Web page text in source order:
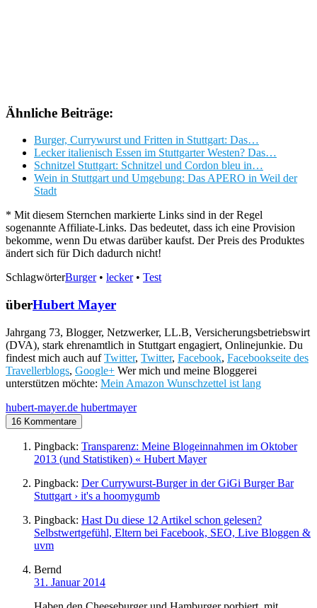
Ähnliche Beiträge:
Burger, Currywurst und Fritten in Stuttgart: Das…
Lecker italienisch Essen im Stuttgarter Westen? Das…
Schnitzel Stuttgart: Schnitzel und Cordon bleu in…
Wein in Stuttgart und Umgebung: Das APERO in Weil der
Stadt
* Mit diesem Sternchen markierte Links sind in der Regel
sogenannte Affiliate-Links. Das bedeutet, dass ich eine Provision
bekomme, wenn Du etwas darüber kaufst. Der Preis des Produktes
ändert sich für Dich dadurch nicht!
SchlagwörterBurger• lecker• Test
überHubert Mayer
Jahrgang 73, Blogger, Netzwerker, LL.B, Versicherungsbetriebswirt
(DVA), stark ehrenamtlich in Stuttgart engagiert, Onlinejunkie. Du
findest mich auch aufTwitter, Twitter, Facebook, Facebookseite des
Travellerblogs, Google+ Wer mich und meine Bloggerei
unterstützen möchte: Mein Amazon Wunschzettel ist lang
hubert-mayer.de hubertmayer
16 Kommentare
Pingback: Transparenz: Meine Blogeinnahmen im Oktober
2013 (und Statistiken) « Hubert Mayer
Pingback: Der Currywurst-Burger in der GiGi Burger Bar
Stuttgart › it's a hoomygumb
Pingback: Hast Du diese 12 Artikel schon gelesen?
Selbstwertgefühl, Eltern bei Facebook, SEO, Live Bloggen &
uvm
Bernd
31. Januar 2014